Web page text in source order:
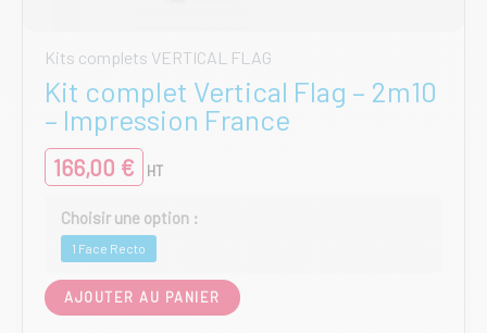
Kits complets VERTICAL FLAG
Kit complet Vertical Flag – 2m10
– Impression France
166,00 € HT
1 Face Recto
AJOUTER AU PANIER
produit